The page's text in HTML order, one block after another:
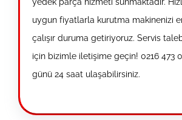
uygun fiyatlarla kurutma makinenizi
çalışır duruma getiriyoruz. Servis
için bizimle iletişime geçin! 0216 473
günü 24 saat ulaşabilirsiniz.